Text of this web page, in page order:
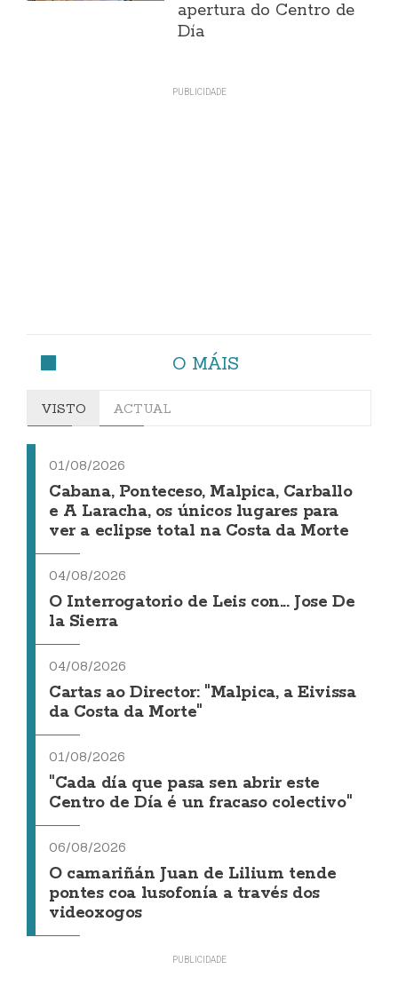
apertura do Centro de
Día
O MÁIS
VISTO ACTUAL
01/08/2026
Cabana, Ponteceso, Malpica, Carballo
e A Laracha, os únicos lugares para
ver a eclipse total na Costa da Morte
04/08/2026
O Interrogatorio de Leis con... Jose De
la Sierra
04/08/2026
Cartas ao Director: "Malpica, a Eivissa
da Costa da Morte"
01/08/2026
"Cada día que pasa sen abrir este
Centro de Día é un fracaso colectivo"
06/08/2026
O camariñán Juan de Lilium tende
pontes coa lusofonía a través dos
videoxogos